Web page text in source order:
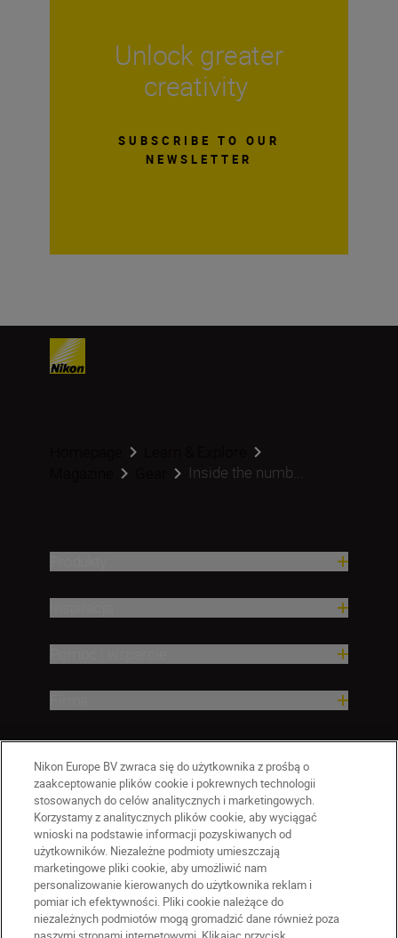
Unlock greater
creativity
SUBSCRIBE TO OUR
NEWSLETTER
Inside the numb...
Nikon Europe BV zwraca się do użytkownika z prośbą o
zaakceptowanie plików cookie i pokrewnych technologii
stosowanych do celów analitycznych i marketingowych.
Korzystamy z analitycznych plików cookie, aby wyciągać
wnioski na podstawie informacji pozyskiwanych od
użytkowników. Niezależne podmioty umieszczają
marketingowe pliki cookie, aby umożliwić nam
personalizowanie kierowanych do użytkownika reklam i
pomiar ich efektywności. Pliki cookie należące do
niezależnych podmiotów mogą gromadzić dane również poza